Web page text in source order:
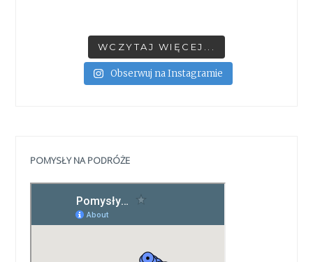
WCZYTAJ WIĘCEJ...
Obserwuj na Instagramie
POMYSŁY NA PODRÓŻE